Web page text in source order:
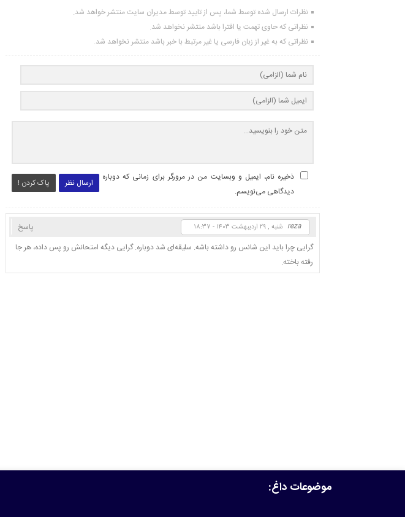
نظرات ارسال شده توسط شما، پس از تایید توسط مدیران سایت منتشر خواهد شد.
نظراتی که حاوی تهمت یا افترا باشد منتشر نخواهد شد.
نظراتی که به غیر از زبان فارسی یا غیر مرتبط با خبر باشد منتشر نخواهد شد.
ارسال نظر پاک کردن !
ذخیره نام، ایمیل و وبسایت من در مرورگر برای زمانی که دوباره
دیدگاهی می‌نویسم.
reza شنبه , ۲۹ اردیبهشت ۱۴۰۳ - ۱۸:۳۷
پاسخ
گرایی چرا باید این شانس رو داشته باشه. سلیقه‌ای شد دوباره. گرایی دیگه امتحانش رو پس داده، هر جا
رفته باخته.
موضوعات داغ: